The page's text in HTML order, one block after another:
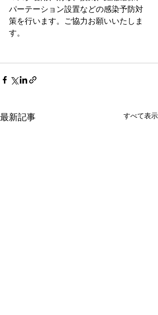
パーテーション設置などの感染予防対
策を行います。ご協力お願いいたしま
す。
最新記事 すべて表示